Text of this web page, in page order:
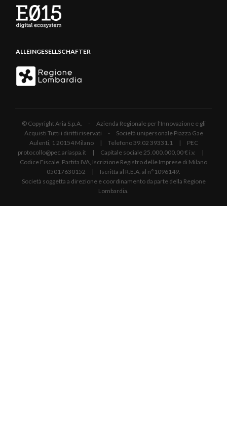
ALLEINGESELLSCHAFTER
© Copyright Aria S.p.A. - Azienda Regionale per l'Innovazione e gli
Acquisti Tutti i diritti riservati - Società unipersonale Piazza Gae
Aulenti, 1 20154 Milano | Telefono 39.02 39331.1 | PEC
protocollo@pec.ariaspa.it | Capitale sociale 25.000.000,00 € i.v. |
Codice Fiscale, Partita IVA, Iscrizione Registro delle Imprese di Milano
05017630152 | Iscritta al R.E.A. al n°1096149.
Società soggetta a direzione e coordinamento da parte della Regione
Lombardia.